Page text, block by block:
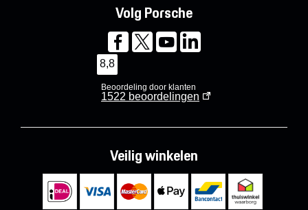
Volg Porsche
8,8
Beoordeling door klanten
1522 beoordelingen
Veilig winkelen